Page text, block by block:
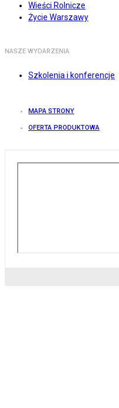
Wieści Rolnicze
Życie Warszawy
NASZE WYDARZENIA
Szkolenia i konferencje
MAPA STRONY
OFERTA PRODUKTOWA